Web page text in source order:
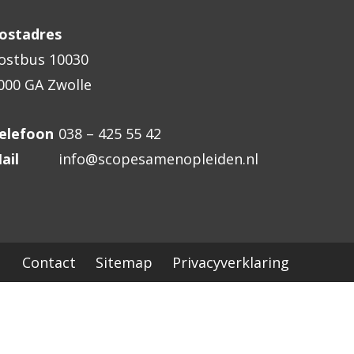
10030
GA Zwolle
038 – 425 55 42
info@scopesamenopleiden.nl
Contact Sitemap Privacyverklaring